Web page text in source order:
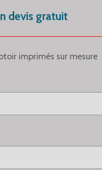
devis gratuit
imprimés sur mesure